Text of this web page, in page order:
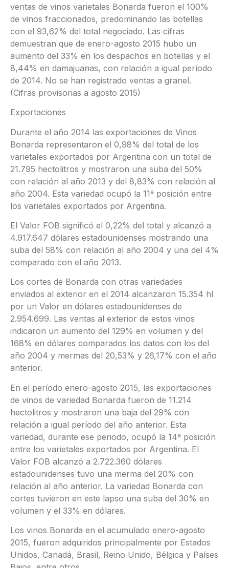
ventas de vinos varietales Bonarda fueron el 100%
de vinos fraccionados, predominando las botellas
con el 93,62% del total negociado. Las cifras
demuestran que de enero-agosto 2015 hubo un
aumento del 33% en los despachos en botellas y el
8,44% en damajuanas, con relación a igual período
de 2014. No se han registrado ventas a granel.
(Cifras provisorias a agosto 2015)
Exportaciones
Durante el año 2014 las exportaciones de Vinos
Bonarda representaron el 0,98% del total de los
varietales exportados por Argentina con un total de
21.795 hectolitros y mostraron una suba del 50%
con relación al año 2013 y del 8,83% con relación al
año 2004. Esta variedad ocupó la 11ª posición entre
los varietales exportados por Argentina.
El Valor FOB significó el 0,22% del total y alcanzó a
4.917.647 dólares estadounidenses mostrando una
suba del 58% con relación al año 2004 y una del 4%
comparado con el año 2013.
Los cortes de Bonarda con otras variedades
enviados al exterior en el 2014 alcanzaron 15.354 hl
por un Valor en dólares estadounidenses de
2.954.699. Las ventas al exterior de estos vinos
indicaron un aumento del 129% en volumen y del
168% en dólares comparados los datos con los del
año 2004 y mermas del 20,53% y 26,17% con el año
anterior.
En el período enero-agosto 2015, las exportaciones
de vinos de variedad Bonarda fueron de 11.214
hectolitros y mostraron una baja del 29% con
relación a igual período del año anterior. Esta
variedad, durante ese periodo, ocupó la 14ª posición
entre los varietales exportados por Argentina. El
Valor FOB alcanzó a 2.722.360 dólares
estadounidenses tuvo una merma del 20% con
relación al año anterior. La variedad Bonarda con
cortes tuvieron en este lapso una suba del 30% en
volumen y el 33% en dólares.
Los vinos Bonarda en el acumulado enero-agosto
2015, fueron adquiridos principalmente por Estados
Unidos, Canadá, Brasil, Reino Unido, Bélgica y Países